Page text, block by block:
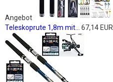
Angebot
Teleskoprute 1,8m mit...
67,14 EUR